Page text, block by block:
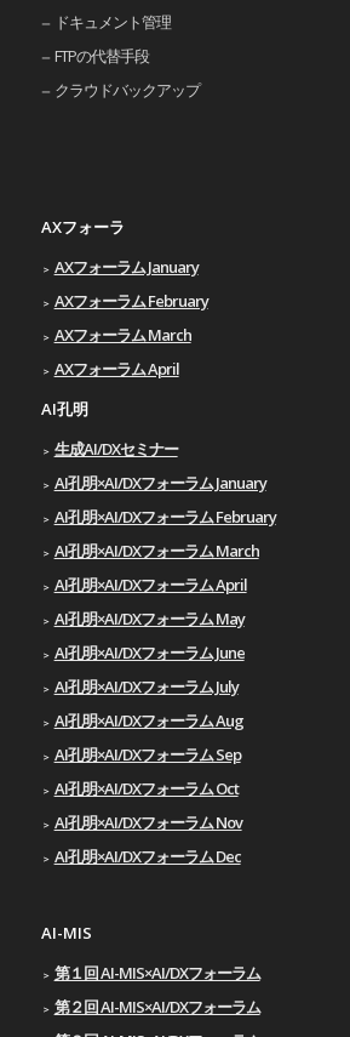
ドキュメント管理
FTPの代替手段
クラウドバックアップ
AXフォーラ
AXフォーラム January
AXフォーラム February
AXフォーラム March
AXフォーラム April
AI孔明
生成AI/DXセミナー
AI孔明×AI/DXフォーラム January
AI孔明×AI/DXフォーラム February
AI孔明×AI/DXフォーラム March
AI孔明×AI/DXフォーラム April
AI孔明×AI/DXフォーラム May
AI孔明×AI/DXフォーラム June
AI孔明×AI/DXフォーラム July
AI孔明×AI/DXフォーラム Aug
AI孔明×AI/DXフォーラム Sep
AI孔明×AI/DXフォーラム Oct
AI孔明×AI/DXフォーラム Nov
AI孔明×AI/DXフォーラム Dec
AI-MIS
第１回 AI-MIS×AI/DXフォーラム
第２回 AI-MIS×AI/DXフォーラム